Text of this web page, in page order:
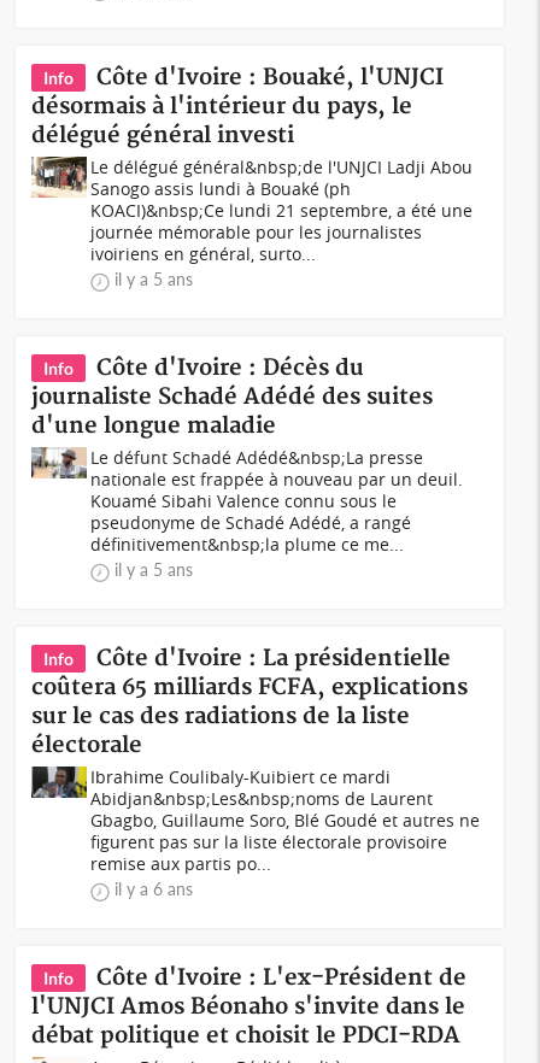
Info
Côte d'Ivoire : Bouaké, l'UNJCI
désormais à l'intérieur du pays, le
délégué général investi
Le délégué général&nbsp;de l'UNJCI Ladji Abou
Sanogo assis lundi à Bouaké (ph
KOACI)&nbsp;Ce lundi 21 septembre, a été une
journée mémorable pour les journalistes
ivoiriens en général, surto...
il y a 5 ans
Info
Côte d'Ivoire : Décès du
journaliste Schadé Adédé des suites
d'une longue maladie
Le défunt Schadé Adédé&nbsp;La presse
nationale est frappée à nouveau par un deuil.
Kouamé Sibahi Valence connu sous le
pseudonyme de Schadé Adédé, a rangé
définitivement&nbsp;la plume ce me...
il y a 5 ans
Info
Côte d'Ivoire : La présidentielle
coûtera 65 milliards FCFA, explications
sur le cas des radiations de la liste
électorale
Ibrahime Coulibaly-Kuibiert ce mardi
Abidjan&nbsp;Les&nbsp;noms de Laurent
Gbagbo, Guillaume Soro, Blé Goudé et autres ne
figurent pas sur la liste électorale provisoire
remise aux partis po...
il y a 6 ans
Info
Côte d'Ivoire : L'ex-Président de
l'UNJCI Amos Béonaho s'invite dans le
débat politique et choisit le PDCI-RDA